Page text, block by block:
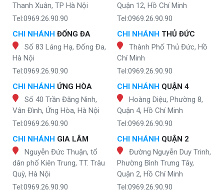
Thanh Xuân, TP Hà Nội
Tel:0969.26.90.90
CHI NHÁNH ĐỐNG ĐA
Số 83 Láng Hạ, Đống Đa,
Hà Nội
Tel:0969.26.90.90
CHI NHÁNH ỨNG HÒA
Số 40 Trần Đăng Ninh,
Vân Đình, Ứng Hòa, Hà Nội
Tel:0969.26.90.90
CHI NHÁNH GIA LÂM
Nguyễn Đức Thuận, tổ
dân phố Kiên Trung, TT. Trâu
Quỳ, Hà Nội
Tel:0969.26.90.90
Quận 12, Hồ Chí Minh
Tel:0969.26.90.90
CHI NHÁNH THỦ ĐỨC
Thành Phố Thủ Đức, Hồ
Chí Minh
Tel:0969.26.90.90
CHI NHÁNH QUẬN 4
Hoàng Diệu, Phường 8,
Quận 4, Hồ Chí Minh
Tel:0969.26.90.90
CHI NHÁNH QUẬN 2
Đường Nguyễn Duy Trinh,
Phường Bình Trưng Tây,
Quận 2, Hồ Chí Minh
Tel:0969.26.90.90